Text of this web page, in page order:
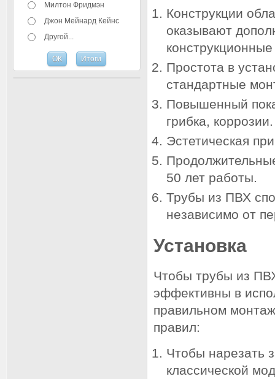
Милтон Фридмэн
Джон Мейнард Кейнс
Другой...
Конструкции
оказывают
Простота в
стандартные
Повышенный
грибка, коррозии.
Эстетическая
50 лет работы.
Трубы из ПВХ
независимо от
Установка
Чтобы трубы из
эффективны в
правильном
правил:
Чтобы нарезать
классической